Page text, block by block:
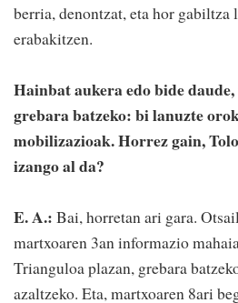
berria, denontzat, eta hor gabiltza
erabakitzen.
Hainbat aukera edo bide
grebara batzeko: bi lanuzte
mobilizazioak. Horrez gain,
izango al da?
E. A.: Bai, horretan ari gara.
martxoaren 3an informazio
Trianguloa plazan, grebara
azaltzeko. Eta, martxoaren 8ari